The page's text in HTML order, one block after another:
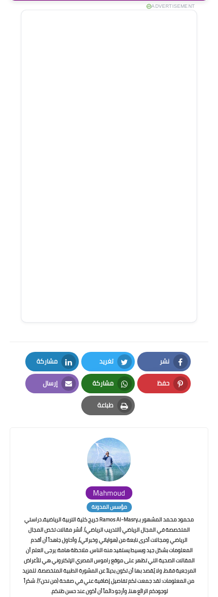
ADVERTISEMENT
نشر
Facebook
تغريد
Twitter
مشاركة
LinkedIn
حفظ
Pinterest
مشاركة
Whatsapp
إرسال
Email
طباعة
Print
Mahmoud
مؤسس المدونة
محمود محمد المشهور بـRamos Al-Masry خريج كلية التربية الرياضية، دراستي
المتخصصة في المجال الرياضي (التدريب الرياضي). أنشر مقالات تخص المجال
الرياضي ومجالات أخرى نابعة من (هواياتي وخبراتي)، وأحاول جاهداً أن أقدم
المعلومات بشكل جيد وبسيط يستفيد منه الناس. ملاحظة هامة: يرجى العلم أن
المقالات الصحية التي تظهر على موقع راموس المصري الإلكتروني هي للأغراض
المرجعية فقط، ولا يُقصد بها أن تكون بديلاً عن المشورة الطبية المتخصصة. للمزيد
من المعلومات: لقد جمعت لكم تفاصيل إضافية عني في صفحة (من نحن؟). شكراً
لوجودكم الرائع هنا، وأرجو دائماً أن أكون عند حسن ظنكم.